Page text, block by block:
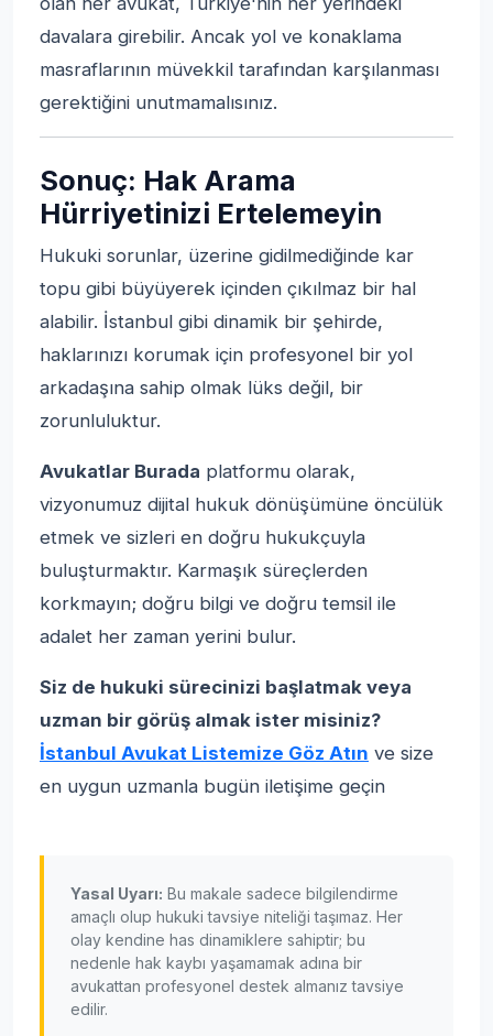
davalara girebilir. Ancak yol ve konaklama
masraflarının müvekkil tarafından karşılanması
gerektiğini unutmamalısınız.
Sonuç: Hak Arama
Hürriyetinizi Ertelemeyin
Hukuki sorunlar, üzerine gidilmediğinde kar
topu gibi büyüyerek içinden çıkılmaz bir hal
alabilir. İstanbul gibi dinamik bir şehirde,
haklarınızı korumak için profesyonel bir yol
arkadaşına sahip olmak lüks değil, bir
zorunluluktur.
Avukatlar Burada platformu olarak,
vizyonumuz dijital hukuk dönüşümüne öncülük
etmek ve sizleri en doğru hukukçuyla
buluşturmaktır. Karmaşık süreçlerden
korkmayın; doğru bilgi ve doğru temsil ile
adalet her zaman yerini bulur.
Siz de hukuki sürecinizi başlatmak veya
uzman bir görüş almak ister misiniz?
İstanbul Avukat Listemize Göz Atın ve size
en uygun uzmanla bugün iletişime geçin
Yasal Uyarı: Bu makale sadece bilgilendirme
amaçlı olup hukuki tavsiye niteliği taşımaz. Her
olay kendine has dinamiklere sahiptir; bu
nedenle hak kaybı yaşamamak adına bir
avukattan profesyonel destek almanız tavsiye
edilir.